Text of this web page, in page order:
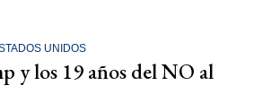
UNIDOS
y los 19 años del NO al